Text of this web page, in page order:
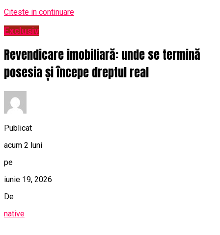
Citeste in continuare
Exclusiv
Revendicare imobiliară: unde se termină
posesia și începe dreptul real
Publicat
acum 2 luni
pe
iunie 19, 2026
De
native